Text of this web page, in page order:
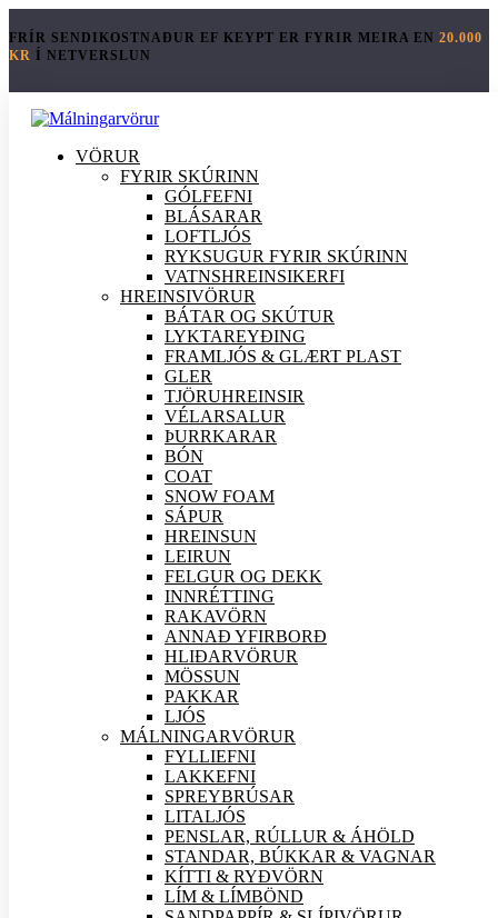
FRÍR SENDIKOSTNAÐUR EF KEYPT ER FYRIR MEIRA EN 20.000
KR Í NETVERSLUN
VÖRUR
FYRIR SKÚRINN
GÓLFEFNI
BLÁSARAR
LOFTLJÓS
RYKSUGUR FYRIR SKÚRINN
VATNSHREINSIKERFI
HREINSIVÖRUR
BÁTAR OG SKÚTUR
LYKTAREYÐING
FRAMLJÓS & GLÆRT PLAST
GLER
TJÖRUHREINSIR
VÉLARSALUR
ÞURRKARAR
BÓN
COAT
SNOW FOAM
SÁPUR
HREINSUN
LEIRUN
FELGUR OG DEKK
INNRÉTTING
RAKAVÖRN
ANNAÐ YFIRBORÐ
HLIÐARVÖRUR
MÖSSUN
PAKKAR
LJÓS
MÁLNINGARVÖRUR
FYLLIEFNI
LAKKEFNI
SPREYBRÚSAR
LITALJÓS
PENSLAR, RÚLLUR & ÁHÖLD
STANDAR, BÚKKAR & VAGNAR
KÍTTI & RYÐVÖRN
LÍM & LÍMBÖND